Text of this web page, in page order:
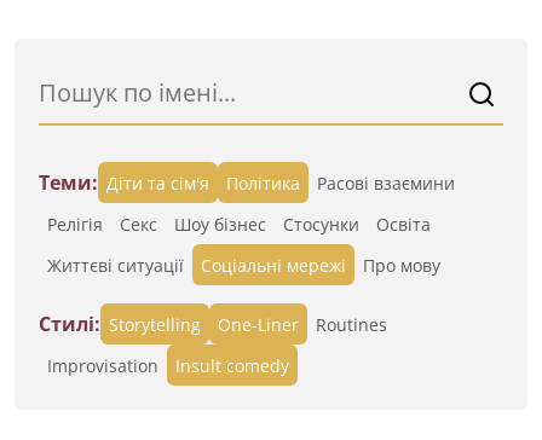
Теми: Діти та сім'я Політика
Расові взаємини
Релігія
Секс Шоу бізнес Стосунки
Освіта
Життєві ситуації
Cоціальні мережі Про мову
Стилі: Storytelling One-Liner
Routines
Improvisation
Insult comedy